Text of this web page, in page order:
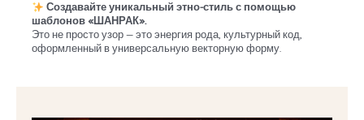
Создавайте уникальный этно-стиль с помощью
шаблонов «ШАНРАК».
Это не просто узор — это энергия рода, культурный код,
оформленный в универсальную векторную форму.